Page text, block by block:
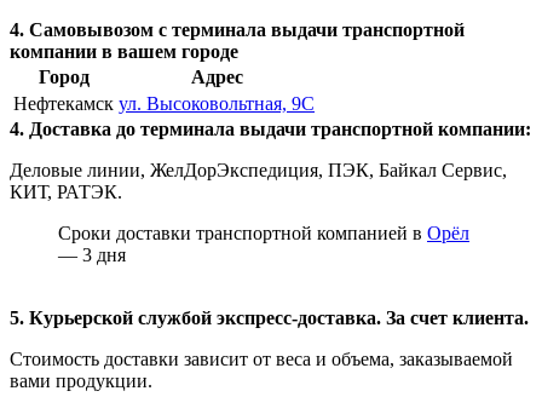
4. Самовывозом с терминала выдачи транспортной
компании в вашем городе
Город
Адрес
Нефтекамск ул. Высоковольтная, 9С
4. Доставка до терминала выдачи транспортной компании:
Деловые линии, ЖелДорЭкспедиция, ПЭК, Байкал Сервис,
КИТ, РАТЭК.
Сроки доставки транспортной компанией в Орёл
— 3 дня
5. Курьерской службой экспресс-доставка. За счет клиента.
Стоимость доставки зависит от веса и объема, заказываемой
вами продукции.